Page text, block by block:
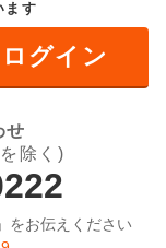
ます
グイン
せ
除く)
をお伝えください